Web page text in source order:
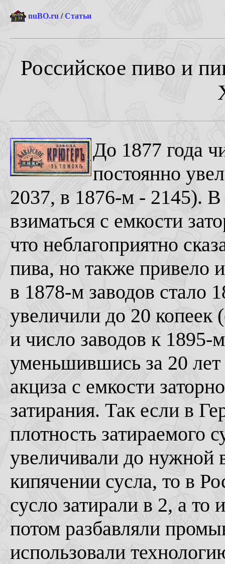
nuBO.ru /Статьи
Российское пиво и
До 1877 года
постоянно
2037, в 1876-м - 2145). В
взиматься с емкости
что неблагоприятно
пива, но также привело
в 1878-м заводов стало
увеличили до 20 копеек
и число заводов к 1895-
уменьшившись за 20
акциза с емкости
затирания. Так если в
плотность затираемого
увеличивали до нужной
кипячении сусла, то в
сусло затирали в 2, а то
потом разбавляли
использовали